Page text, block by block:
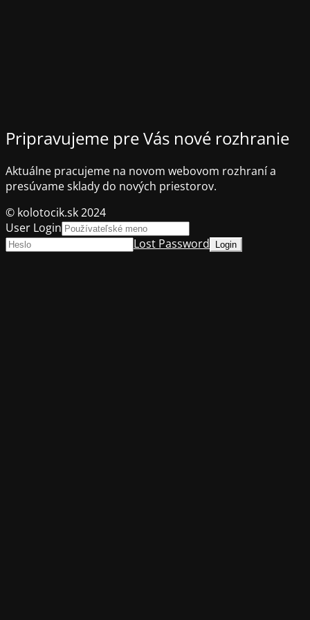
Pripravujeme pre Vás nové rozhranie
Aktuálne pracujeme na novom webovom rozhraní a
presúvame sklady do nových priestorov.
© kolotocik.sk 2024
User Login
Lost Password